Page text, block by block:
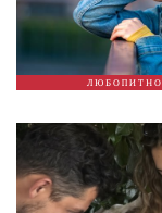
ЛЮБОПИТНО